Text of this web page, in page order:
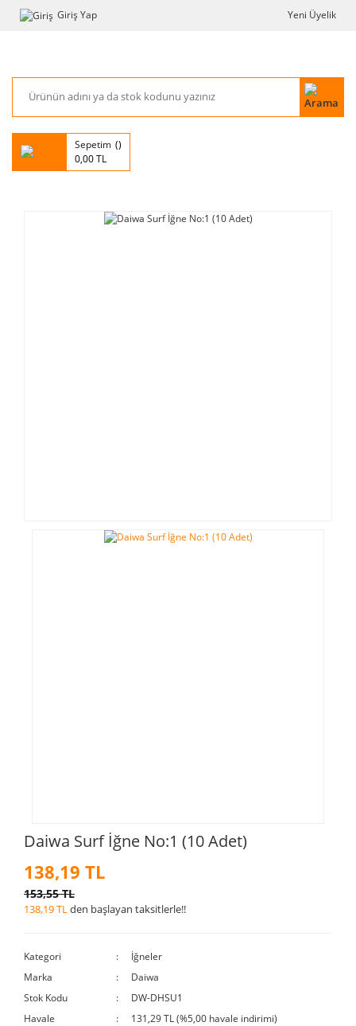
Giriş Yap Yeni Üyelik
Sepetim
0,00 TL
Daiwa Surf İğne No:1 (10 Adet)
138,19 TL
153,55 TL
138,19 TLden başlayan taksitlerle!!
Kategori
İğneler
Marka
Daiwa
Stok Kodu
DW-DHSU1
Havale
131,29 TL (%5,00 havale indirimi)